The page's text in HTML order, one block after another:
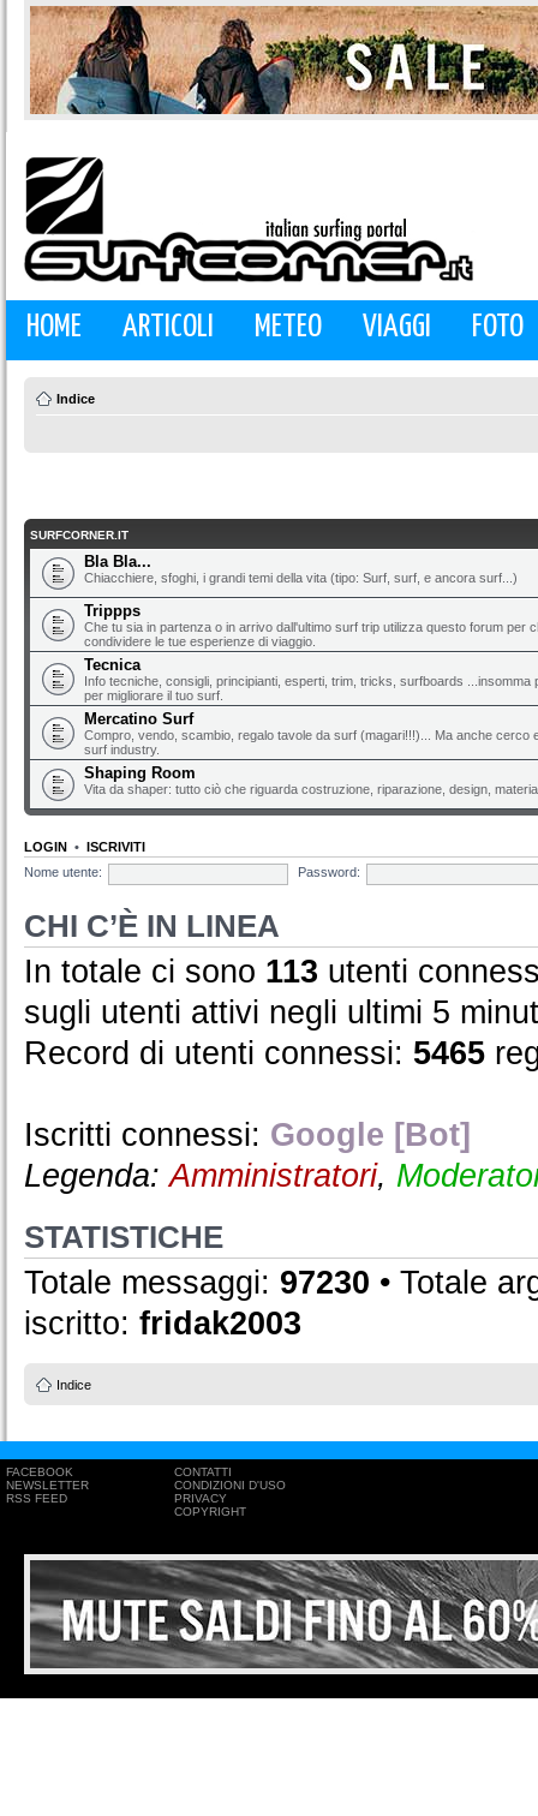
HOME ARTICOLI METEO VIAGGI FOTO
Indice
SURFCORNER.IT
Bla Bla...
Chiacchiere, sfoghi, i grandi temi della vita (tipo: Surf, surf, e ancora surf...)
Trippps
Che tu sia in partenza o in arrivo dall'ultimo surf trip utilizza questo forum per
condividere le tue esperienze di viaggio.
Tecnica
Info tecniche, consigli, principianti, esperti, trim, tricks, surfboards ...insomma
per migliorare il tuo surf.
Mercatino Surf
Compro, vendo, scambio, regalo tavole da surf (magari!!!)... Ma anche cerco
surf industry.
Shaping Room
Vita da shaper: tutto ciò che riguarda costruzione, riparazione, design,
LOGIN • ISCRIVITI
Nome utente:
Password:
CHI C’È IN LINEA
In totale ci sono 113 utenti
sugli utenti attivi negli ultimi 5
Record di utenti connessi: 5465
Iscritti connessi: Google [Bot]
Legenda:Amministratori,
STATISTICHE
Totale messaggi: 97230 • Totale
iscritto: fridak2003
Indice
FACEBOOK
NEWSLETTER
RSS FEED
CONTATTI
CONDIZIONI D'USO
PRIVACY
COPYRIGHT